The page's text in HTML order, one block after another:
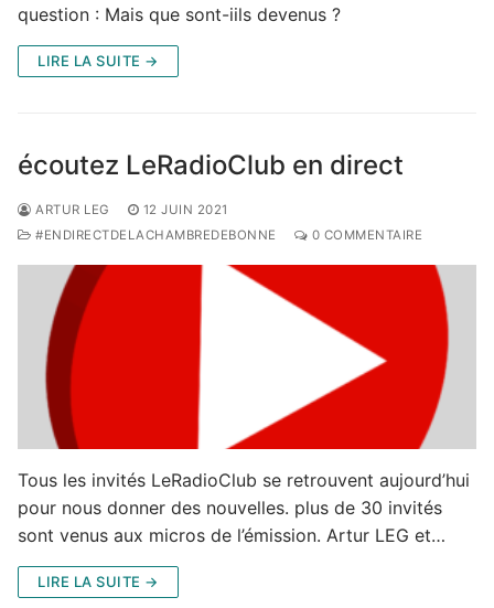
question : Mais que sont-iils devenus ?
LIRE LA SUITE →
écoutez LeRadioClub en direct
ARTUR LEG
12 JUIN 2021
#ENDIRECTDELACHAMBREDEBONNE
0 COMMENTAIRE
Tous les invités LeRadioClub se retrouvent aujourd’hui
pour nous donner des nouvelles. plus de 30 invités
sont venus aux micros de l’émission. Artur LEG et…
LIRE LA SUITE →